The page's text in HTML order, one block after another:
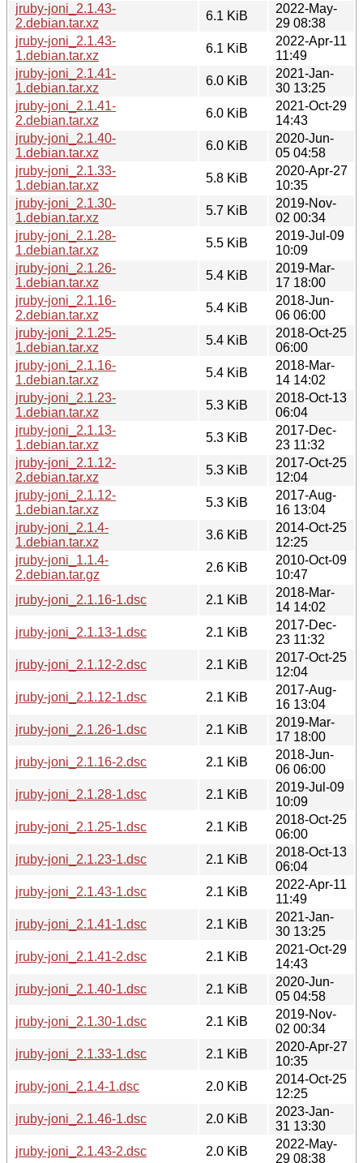
jruby-joni_2.1.43-
2.debian.tar.xz
6.1 KiB
2022-May-
29 08:38
jruby-joni_2.1.43-
1.debian.tar.xz
6.1 KiB
2022-Apr-11
11:49
jruby-joni_2.1.41-
1.debian.tar.xz
6.0 KiB
2021-Jan-
30 13:25
jruby-joni_2.1.41-
2.debian.tar.xz
6.0 KiB
2021-Oct-29
14:43
jruby-joni_2.1.40-
1.debian.tar.xz
6.0 KiB
2020-Jun-
05 04:58
jruby-joni_2.1.33-
1.debian.tar.xz
5.8 KiB
2020-Apr-27
10:35
jruby-joni_2.1.30-
1.debian.tar.xz
5.7 KiB
2019-Nov-
02 00:34
jruby-joni_2.1.28-
1.debian.tar.xz
5.5 KiB
2019-Jul-09
10:09
jruby-joni_2.1.26-
1.debian.tar.xz
5.4 KiB
2019-Mar-
17 18:00
jruby-joni_2.1.16-
2.debian.tar.xz
5.4 KiB
2018-Jun-
06 06:00
jruby-joni_2.1.25-
1.debian.tar.xz
5.4 KiB
2018-Oct-25
06:00
jruby-joni_2.1.16-
1.debian.tar.xz
5.4 KiB
2018-Mar-
14 14:02
jruby-joni_2.1.23-
1.debian.tar.xz
5.3 KiB
2018-Oct-13
06:04
jruby-joni_2.1.13-
1.debian.tar.xz
5.3 KiB
2017-Dec-
23 11:32
jruby-joni_2.1.12-
2.debian.tar.xz
5.3 KiB
2017-Oct-25
12:04
jruby-joni_2.1.12-
1.debian.tar.xz
5.3 KiB
2017-Aug-
16 13:04
jruby-joni_2.1.4-
1.debian.tar.xz
3.6 KiB
2014-Oct-25
12:25
jruby-joni_1.1.4-
2.debian.tar.gz
2.6 KiB
2010-Oct-09
10:47
jruby-joni_2.1.16-1.dsc
2.1 KiB
2018-Mar-
14 14:02
jruby-joni_2.1.13-1.dsc
2.1 KiB
2017-Dec-
23 11:32
jruby-joni_2.1.12-2.dsc
2.1 KiB
2017-Oct-25
12:04
jruby-joni_2.1.12-1.dsc
2.1 KiB
2017-Aug-
16 13:04
jruby-joni_2.1.26-1.dsc
2.1 KiB
2019-Mar-
17 18:00
jruby-joni_2.1.16-2.dsc
2.1 KiB
2018-Jun-
06 06:00
jruby-joni_2.1.28-1.dsc
2.1 KiB
2019-Jul-09
10:09
jruby-joni_2.1.25-1.dsc
2.1 KiB
2018-Oct-25
06:00
jruby-joni_2.1.23-1.dsc
2.1 KiB
2018-Oct-13
06:04
jruby-joni_2.1.43-1.dsc
2.1 KiB
2022-Apr-11
11:49
jruby-joni_2.1.41-1.dsc
2.1 KiB
2021-Jan-
30 13:25
jruby-joni_2.1.41-2.dsc
2.1 KiB
2021-Oct-29
14:43
jruby-joni_2.1.40-1.dsc
2.1 KiB
2020-Jun-
05 04:58
jruby-joni_2.1.30-1.dsc
2.1 KiB
2019-Nov-
02 00:34
jruby-joni_2.1.33-1.dsc
2.1 KiB
2020-Apr-27
10:35
jruby-joni_2.1.4-1.dsc
2.0 KiB
2014-Oct-25
12:25
jruby-joni_2.1.46-1.dsc
2.0 KiB
2023-Jan-
31 13:30
jruby-joni_2.1.43-2.dsc
2.0 KiB
2022-May-
29 08:38